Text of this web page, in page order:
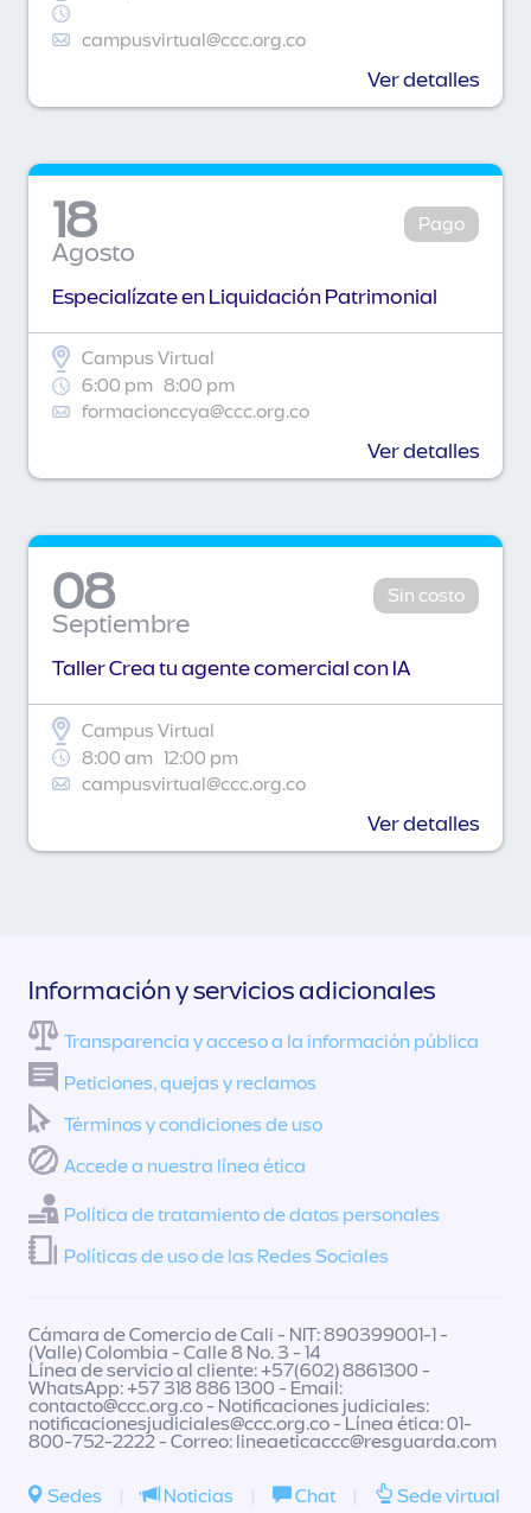
campusvirtual@ccc.org.co
Ver detalles
18
Agosto
Pago
Especialízate en Liquidación Patrimonial
Campus Virtual
6:00 pm 8:00 pm
formacionccya@ccc.org.co
Ver detalles
08
Septiembre
Sin costo
Taller Crea tu agente comercial con IA
Campus Virtual
8:00 am 12:00 pm
campusvirtual@ccc.org.co
Ver detalles
Información y servicios adicionales
Transparencia y acceso a la información pública
Peticiones, quejas y reclamos
Términos y condiciones de uso
Accede a nuestra línea ética
Política de tratamiento de datos personales
Políticas de uso de las Redes Sociales
Cámara de Comercio de Cali - NIT: 890399001-1 -
(Valle) Colombia - Calle 8 No. 3 - 14
Línea de servicio al cliente: +57(602) 8861300 -
WhatsApp: +57 318 886 1300 - Email:
contacto@ccc.org.co- Notificaciones judiciales:
notificacionesjudiciales@ccc.org.co- Línea ética: 01-
800-752-2222 - Correo: lineaeticaccc@resguarda.com
Sedes | Noticias | Chat | Sede virtual